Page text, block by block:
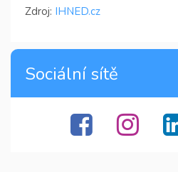
Zdroj: IHNED.cz
Sociální sítě